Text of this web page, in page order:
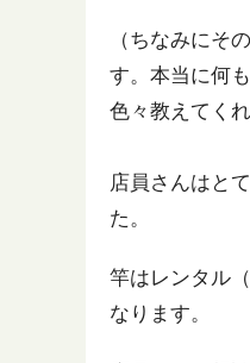
（ちなみにそ
す。本当に何
色々教えてく
店員さんはと
た。
竿はレンタル
なります。